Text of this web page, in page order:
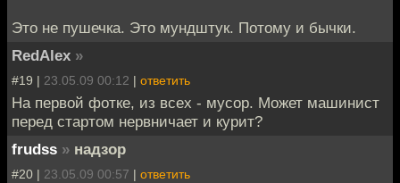
Это не пушечка. Это мундштук. Потому и бычки.
RedAlex »
#19 | 23.05.09 00:12 | ответить
На первой фотке, из всех - мусор. Может машинист
перед стартом нервничает и курит?
frudss » надзор
#20 | 23.05.09 00:57 | ответить